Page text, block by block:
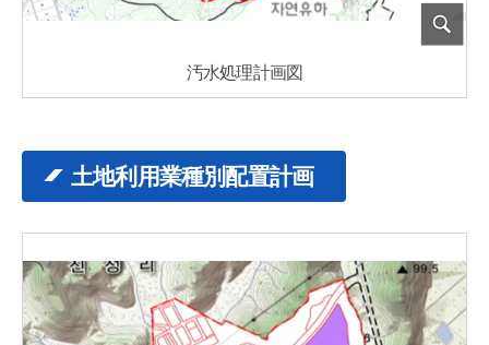
汚水処理計画図
土地利用業種別配置計画